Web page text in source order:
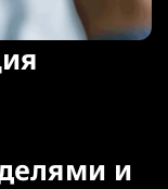
и